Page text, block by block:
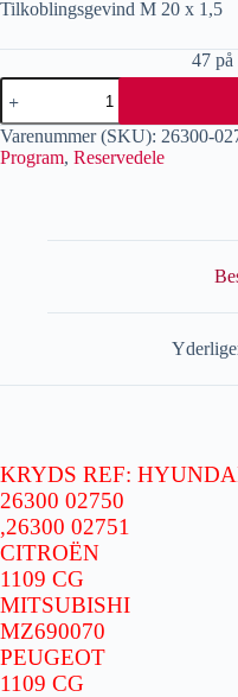
Tilkoblingsgevind M 20 x 1,5
47 på
Varenummer (SKU): 26300-
Program, Reservedele
KRYDS REF:
26300 02750
,26300 02751
CITROËN
1109 CG
MITSUBISHI
MZ690070
PEUGEOT
1109 CG